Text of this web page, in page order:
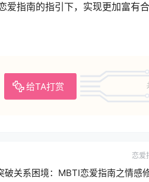
爱指南的指引下，实现更加富有
给TA打赏
恋爱
破关系困境：MBTI恋爱指南之情感